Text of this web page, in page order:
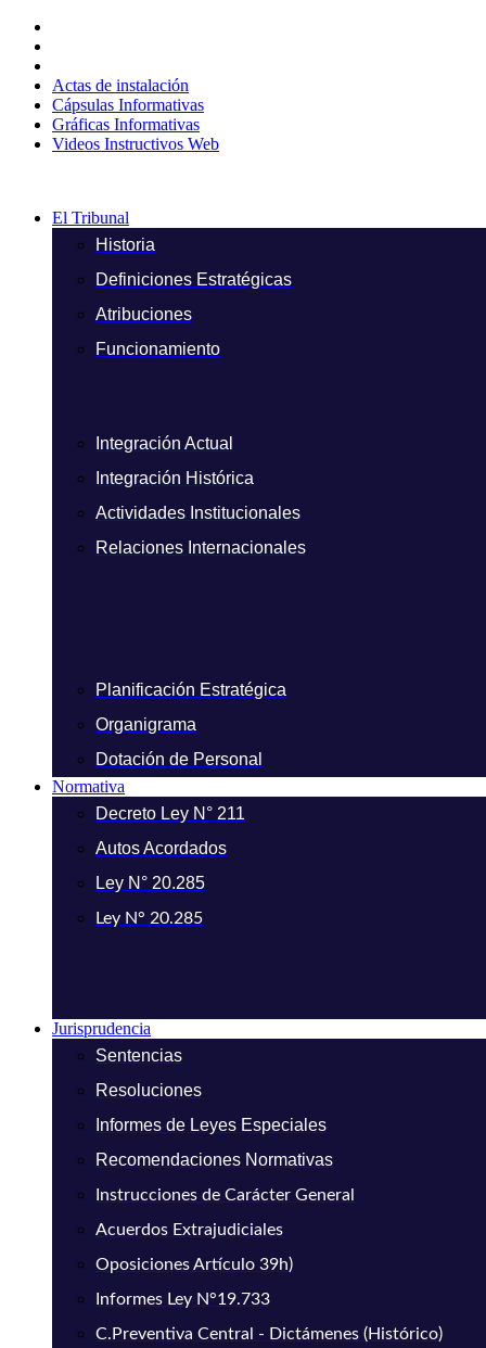
contenido
Actas de instalación
Cápsulas Informativas
Gráficas Informativas
Videos Instructivos Web
El Tribunal
Historia
Definiciones Estratégicas
Atribuciones
Funcionamiento
Integración Actual
Integración Histórica
Actividades Institucionales
Relaciones Internacionales
Planificación Estratégica
Organigrama
Dotación de Personal
Normativa
Decreto Ley N° 211
Autos Acordados
Ley N° 20.285
Ley N° 20.285
Jurisprudencia
Sentencias
Resoluciones
Informes de Leyes Especiales
Recomendaciones Normativas
Instrucciones de Carácter General
Acuerdos Extrajudiciales
Oposiciones Artículo 39h)
Informes Ley N°19.733
C.Preventiva Central - Dictámenes (Histórico)